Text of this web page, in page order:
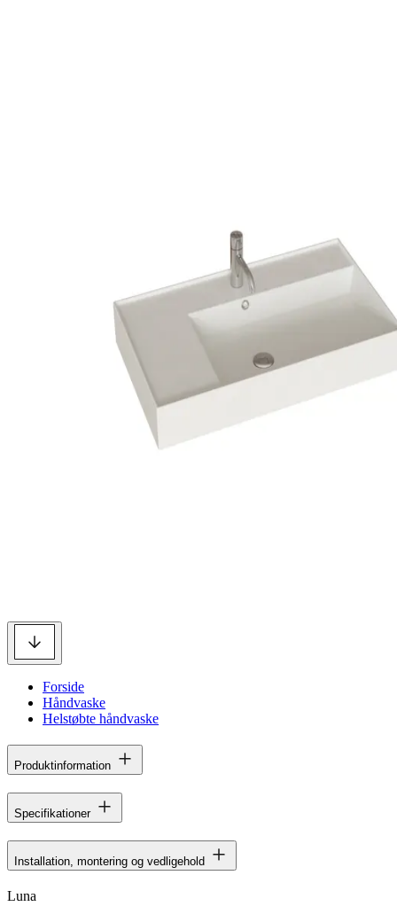
Forside
Håndvaske
Helstøbte håndvaske
Produktinformation
Specifikationer
Installation, montering og vedligehold
Luna